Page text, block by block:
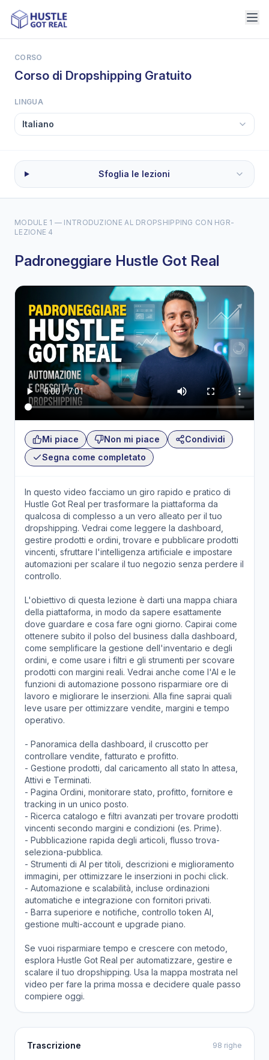
CORSO
Corso di Dropshipping Gratuito
LINGUA
Sfoglia le lezioni
MODULE 1 — INTRODUZIONE AL DROPSHIPPING CON HGR-
LEZIONE 4
Padroneggiare Hustle Got Real
Mi piace Non mi piace
Condividi
Segna come completato
In questo video facciamo un giro rapido e pratico di
Hustle Got Real per trasformare la piattaforma da
qualcosa di complesso a un vero alleato per il tuo
dropshipping. Vedrai come leggere la dashboard,
gestire prodotti e ordini, trovare e pubblicare prodotti
vincenti, sfruttare l'intelligenza artificiale e impostare
automazioni per scalare il tuo negozio senza perdere il
controllo.
L'obiettivo di questa lezione è darti una mappa chiara
della piattaforma, in modo da sapere esattamente
dove guardare e cosa fare ogni giorno. Capirai come
ottenere subito il polso del business dalla dashboard,
come semplificare la gestione dell'inventario e degli
ordini, e come usare i filtri e gli strumenti per scovare
prodotti con margini reali. Vedrai anche come l'AI e le
funzioni di automazione possono risparmiare ore di
lavoro e migliorare le inserzioni. Alla fine saprai quali
leve usare per ottimizzare vendite, margini e tempo
operativo.
- Panoramica della dashboard, il cruscotto per
controllare vendite, fatturato e profitto.
- Gestione prodotti, dal caricamento all stato In attesa,
Attivi e Terminati.
- Pagina Ordini, monitorare stato, profitto, fornitore e
tracking in un unico posto.
- Ricerca catalogo e filtri avanzati per trovare prodotti
vincenti secondo margini e condizioni (es. Prime).
- Pubblicazione rapida degli articoli, flusso trova-
seleziona-pubblica.
- Strumenti di AI per titoli, descrizioni e miglioramento
immagini, per ottimizzare le inserzioni in pochi click.
- Automazione e scalabilità, incluse ordinazioni
automatiche e integrazione con fornitori privati.
- Barra superiore e notifiche, controllo token AI,
gestione multi-account e upgrade piano.
Se vuoi risparmiare tempo e crescere con metodo,
esplora Hustle Got Real per automatizzare, gestire e
scalare il tuo dropshipping. Usa la mappa mostrata nel
video per fare la prima mossa e decidere quale passo
compiere oggi.
Trascrizione 98 righe